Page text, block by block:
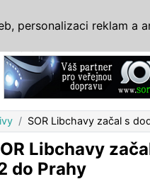
SOR Libchavy začal s
Libchavy
do Prahy
personalizaci reklam a